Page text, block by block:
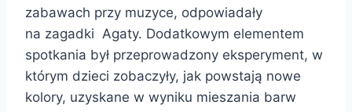
zabawach przy muzyce, odpowiadały
na zagadki Agaty. Dodatkowym elementem
spotkania był przeprowadzony eksperyment, w
którym dzieci zobaczyły, jak powstają nowe
kolory, uzyskane w wyniku mieszania barw